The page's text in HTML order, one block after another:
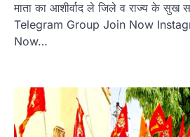
माता का आशीर्वाद ले जिले व राज्य के सुख
Telegram Group Join Now
Now…